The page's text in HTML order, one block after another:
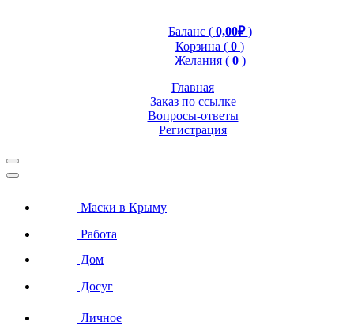
Баланс ( 0,00₽)
Корзина ( 0 )
Желания ( 0 )
Главная
Заказ по ссылке
Вопросы-ответы
Регистрация
Маски в Крыму
Работа
Дом
Досуг
Личное